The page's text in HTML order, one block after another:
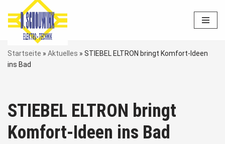
Zum
Inhalt
springen
Startseite » Aktuelles » STIEBEL ELTRON bringt Komfort-Ideen
ins Bad
STIEBEL ELTRON bringt
Komfort-Ideen ins Bad